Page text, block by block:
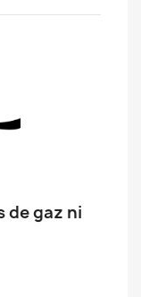
de gaz ni